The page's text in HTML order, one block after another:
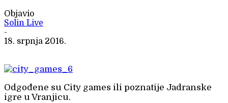
Objavio
Solin Live
-
18. srpnja 2016.
Odgođene su City games ili poznatije Jadranske
igre u Vranjicu.